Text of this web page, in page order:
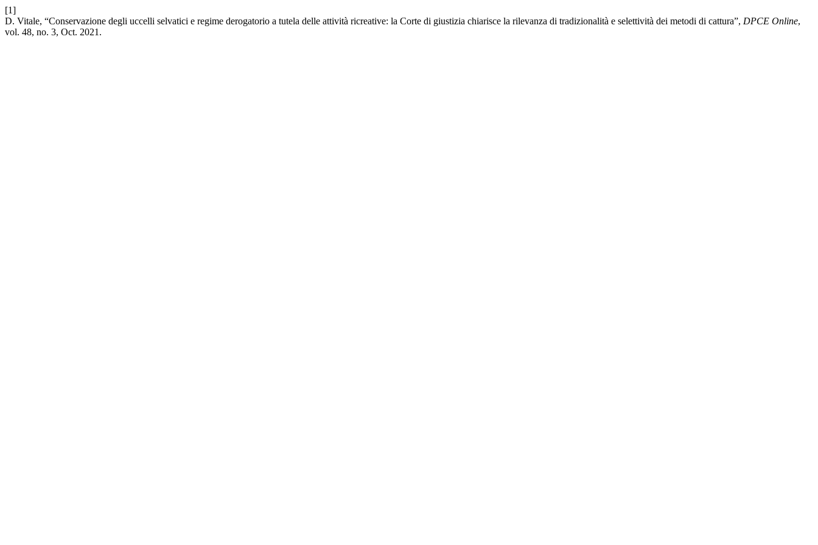
[1]
D. Vitale, “Conservazione degli uccelli selvatici e regime derogatorio a tutela delle attività ricreative: la Corte di giustizia chiarisce la rilevanza di tradizionalità e selettività dei metodi di cattura”, DPCE Online,
vol. 48, no. 3, Oct. 2021.